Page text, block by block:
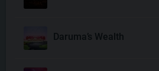
Daruma’s Wealth